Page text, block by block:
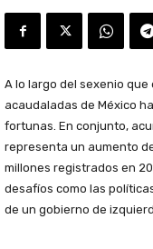
A lo largo del sexenio
acaudaladas de México
fortunas. En conjunto,
representa un aumento
millones registrados en
desafíos como las
de un gobierno de